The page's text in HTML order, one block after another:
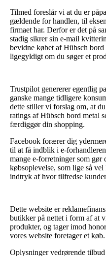
Tilmed foreslår vi at du er
gældende for handlen, til
firmaet har. Derfor er det på
stadig sikrer sin e-mail
bevidne købet af Hübsch
ligegyldigt om du søger et
Trustpilot genererer egentlig
ganske mange tidligere
dette stiller vi forslag om, at
ratings af Hübsch bord metal
færdiggør din shopping.
Facebook forærer dig
til at få indblik i e-
mange e-forretninger som
købsoplevelse, som lige så
indtryk af hvor tilfredse
Dette website er
butikker på nettet i form af at
produkter, og tager imod
vores website foretager et køb.
Oplysninger vedrørende